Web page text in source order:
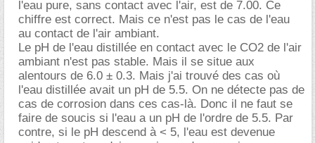
l'eau pure, sans contact avec l'air, est de 7.00. Ce
chiffre est correct. Mais ce n'est pas le cas de l'eau
au contact de l'air ambiant.
Le pH de l'eau distillée en contact avec le CO2 de l'air
ambiant n'est pas stable. Mais il se situe aux
alentours de 6.0 ± 0.3. Mais j'ai trouvé des cas où
l'eau distillée avait un pH de 5.5. On ne détecte pas de
cas de corrosion dans ces cas-là. Donc il ne faut se
faire de soucis si l'eau a un pH de l'ordre de 5.5. Par
contre, si le pH descend à < 5, l'eau est devenue